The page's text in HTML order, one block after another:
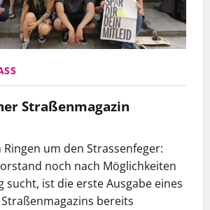
Straßenmagazin
Ringen um den Strassenfeger:
noch nach Möglichkeiten
sucht, ist die erste Ausgabe eines
bereits